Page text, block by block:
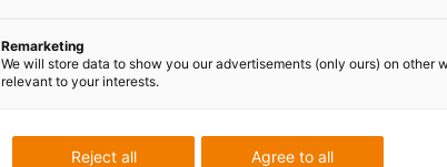
Remarketing
We will store data to show you our advertisements (only ours) on other
relevant to your interests.
Agree to all
Reject all